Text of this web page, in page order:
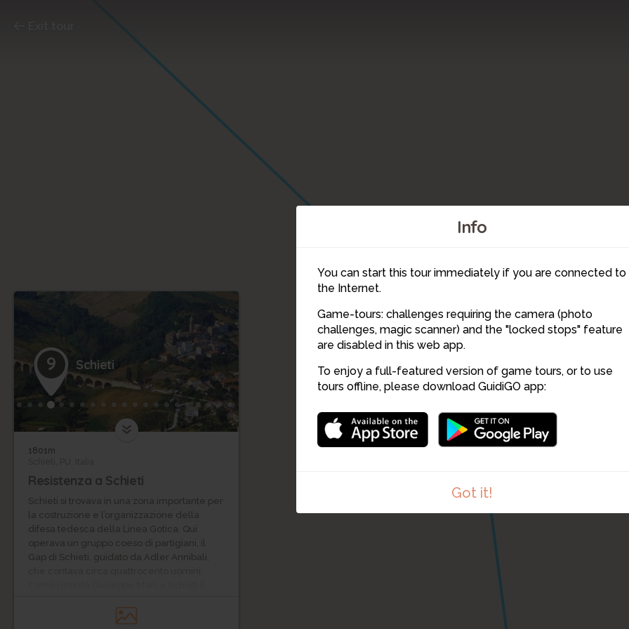
Info
You can start this tour immediately if you are connected to
the Internet.
Game-tours: challenges requiring the camera (photo
challenges, magic scanner) and the "locked stops" feature
are disabled in this web app.
To enjoy a full-featured version of game tours, or to use
tours offline, please download GuidiGO app:
Got it!
9
9 Schieti
1801m
Resistenza a Schieti
Schieti si trovava in una zona importante per
la costruzione e l’organizzazione della
difesa tedesca della Linea Gotica. Qui
operava un gruppo coeso di partigiani, il
Gap di Schieti, guidato da Adler Annibali,
di presentarsi entro il 25 maggio “venne